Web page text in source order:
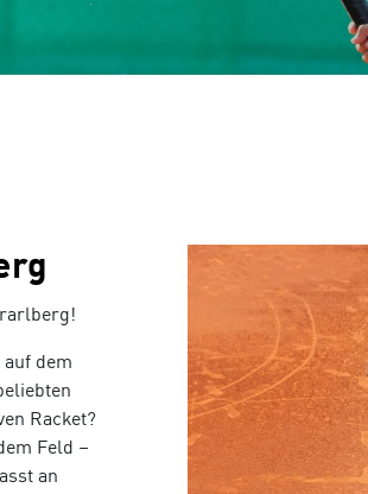
Bergausrüstung und Wanderbekleidung
Tennis
INTERSPORT Fischer ist dein
Tennisspezialist in Vorarlberg!
dem
Racket?
Feld –
an